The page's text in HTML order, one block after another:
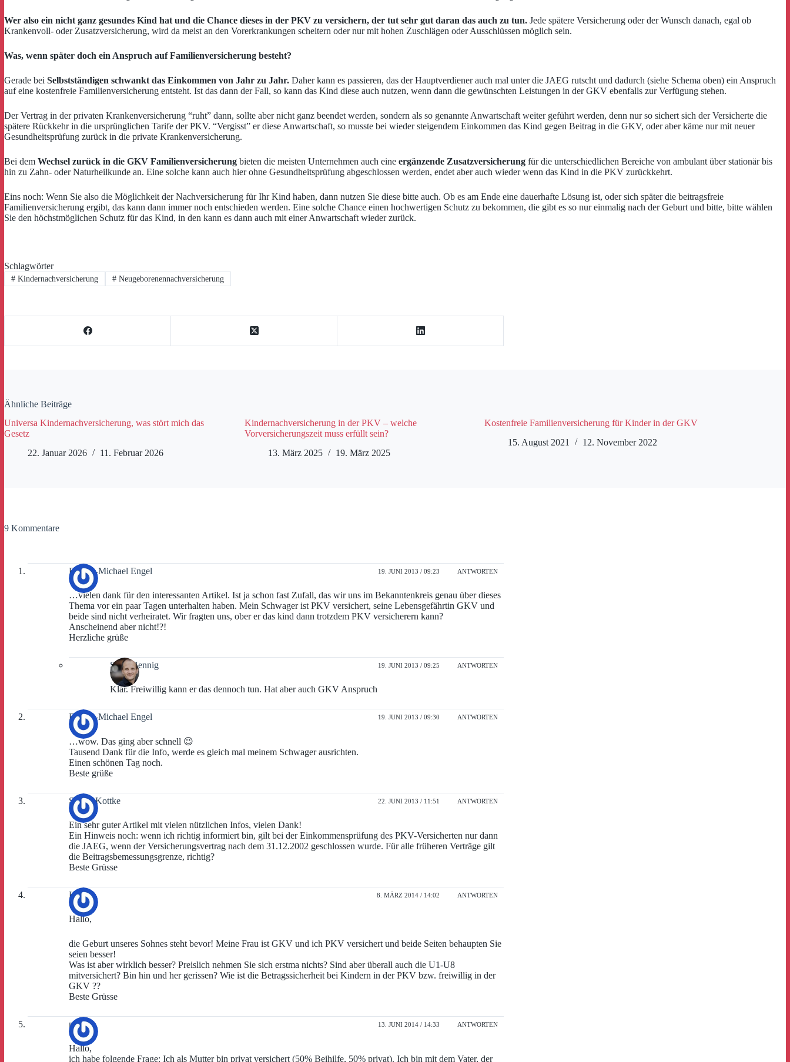
Wer also ein nicht ganz gesundes Kind hat und die Chance dieses in der PKV zu versichern, der tut sehr gut daran das auch zu tun. Jede spätere Versicherung oder der Wunsch danach, egal ob
Krankenvoll- oder Zusatzversicherung, wird da meist an den Vorerkrankungen scheitern oder nur mit hohen Zuschlägen oder Ausschlüssen möglich sein.
Was, wenn später doch ein Anspruch auf Familienversicherung besteht?
Gerade bei Selbstständigen schwankt das Einkommen von Jahr zu Jahr. Daher kann es passieren, das der Hauptverdiener auch mal unter die JAEG rutscht und dadurch (siehe Schema oben) ein Anspruch
auf eine kostenfreie Familienversicherung entsteht. Ist das dann der Fall, so kann das Kind diese auch nutzen, wenn dann die gewünschten Leistungen in der GKV ebenfalls zur Verfügung stehen.
Der Vertrag in der privaten Krankenversicherung “ruht” dann, sollte aber nicht ganz beendet werden, sondern als so genannte Anwartschaft weiter geführt werden, denn nur so sichert sich der Versicherte die
spätere Rückkehr in die ursprünglichen Tarife der PKV. “Vergisst” er diese Anwartschaft, so musste bei wieder steigendem Einkommen das Kind gegen Beitrag in die GKV, oder aber käme nur mit neuer
Gesundheitsprüfung zurück in die private Krankenversicherung.
Bei dem Wechsel zurück in die GKV Familienversicherung bieten die meisten Unternehmen auch eine ergänzende Zusatzversicherung für die unterschiedlichen Bereiche von ambulant über stationär bis
hin zu Zahn- oder Naturheilkunde an. Eine solche kann auch hier ohne Gesundheitsprüfung abgeschlossen werden, endet aber auch wieder wenn das Kind in die PKV zurückkehrt.
Eins noch: Wenn Sie also die Möglichkeit der Nachversicherung für Ihr Kind haben, dann nutzen Sie diese bitte auch. Ob es am Ende eine dauerhafte Lösung ist, oder sich später die beitragsfreie
Familienversicherung ergibt, das kann dann immer noch entschieden werden. Eine solche Chance einen hochwertigen Schutz zu bekommen, die gibt es so nur einmalig nach der Geburt und bitte, bitte wählen
Sie den höchstmöglichen Schutz für das Kind, in den kann es dann auch mit einer Anwartschaft wieder zurück.
Schlagwörter
#Kindernachversicherung #Neugeborenennachversicherung
Ähnliche Beiträge
Universa Kindernachversicherung, was stört mich das
Gesetz
22. Januar 2026
11. Februar 2026
Kindernachversicherung in der PKV – welche
Vorversicherungszeit muss erfüllt sein?
13. März 2025
19. März 2025
Kostenfreie Familienversicherung für Kinder in der GKV
15. August 2021
12. November 2022
9 Kommentare
Florian-Michael Engel 19. JUNI 2013 / 09:23 ANTWORTEN
…vielen dank für den interessanten Artikel. Ist ja schon fast Zufall, das wir uns im Bekanntenkreis genau über dieses
Thema vor ein paar Tagen unterhalten haben. Mein Schwager ist PKV versichert, seine Lebensgefährtin GKV und
beide sind nicht verheiratet. Wir fragten uns, ober er das kind dann trotzdem PKV versicherern kann?
Anscheinend aber nicht!?!
Herzliche grüße
Sven Hennig 19. JUNI 2013 / 09:25 ANTWORTEN
Klar. Freiwillig kann er das dennoch tun. Hat aber auch GKV Anspruch
Florian-Michael Engel 19. JUNI 2013 / 09:30 ANTWORTEN
…wow. Das ging aber schnell 😉
Tausend Dank für die Info, werde es gleich mal meinem Schwager ausrichten.
Einen schönen Tag noch.
Beste grüße
Simon Kottke 22. JUNI 2013 / 11:51 ANTWORTEN
Ein sehr guter Artikel mit vielen nützlichen Infos, vielen Dank!
Ein Hinweis noch: wenn ich richtig informiert bin, gilt bei der Einkommensprüfung des PKV-Versicherten nur dann
die JAEG, wenn der Versicherungsvertrag nach dem 31.12.2002 geschlossen wurde. Für alle früheren Verträge gilt
die Beitragsbemessungsgrenze, richtig?
Beste Grüsse
HaPe 8. MÄRZ 2014 / 14:02 ANTWORTEN
Hallo,
die Geburt unseres Sohnes steht bevor! Meine Frau ist GKV und ich PKV versichert und beide Seiten behaupten Sie
seien besser!
Was ist aber wirklich besser? Preislich nehmen Sie sich erstma nichts? Sind aber überall auch die U1-U8
mitversichert? Bin hin und her gerissen? Wie ist die Betragssicherheit bei Kindern in der PKV bzw. freiwillig in der
GKV ??
Beste Grüsse
mara 13. JUNI 2014 / 14:33 ANTWORTEN
Hallo,
ich habe folgende Frage: Ich als Mutter bin privat versichert (50% Beihilfe, 50% privat). Ich bin mit dem Vater, der